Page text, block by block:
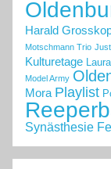
Harald
Motschmann Trio
Kulturetage
Model Army
Mora Playlist
Synästhesie